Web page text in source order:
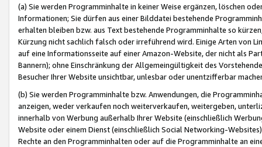
(a) Sie werden Programminhalte in keiner Weise ergänzen, löschen
Informationen; Sie dürfen aus einer Bilddatei bestehende
erhalten bleiben bzw. aus Text bestehende Programminhalte so
Kürzung nicht sachlich falsch oder irreführend wird. Einige Arten von
auf eine Informationsseite auf einer Amazon-Website, der nicht als
Bannern); ohne Einschränkung der Allgemeingültigkeit des
Besucher Ihrer Website unsichtbar, unlesbar oder unentzifferbar
(b) Sie werden Programminhalte bzw. Anwendungen, die
anzeigen, weder verkaufen noch weiterverkaufen, weitergeben,
innerhalb von Werbung außerhalb Ihrer Website (einschließlich
Website oder einem Dienst (einschließlich Social Networking-
Rechte an den Programminhalten oder auf die Programminhalte an